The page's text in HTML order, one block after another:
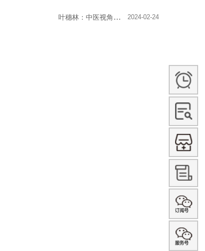
2024-02-24
叶穗林：中医视角下的...